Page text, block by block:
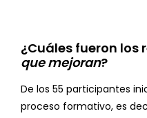
¿Cuáles fueron los
que mejoran?
De los 55 participantes
proceso formativo, es